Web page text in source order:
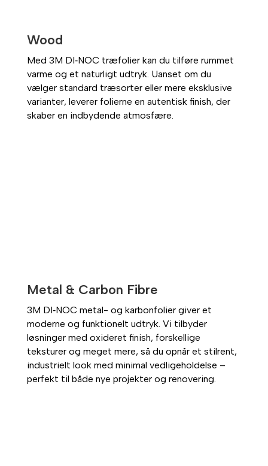
Wood
Med 3M DI‑NOC træfolier kan du tilføre rummet
varme og et naturligt udtryk. Uanset om du
vælger standard træsorter eller mere eksklusive
varianter, leverer folierne en autentisk finish, der
skaber en indbydende atmosfære.
Metal & Carbon Fibre
3M DI‑NOC metal- og karbonfolier giver et
moderne og funktionelt udtryk. Vi tilbyder
løsninger med oxideret finish, forskellige
teksturer og meget mere, så du opnår et stilrent,
industrielt look med minimal vedligeholdelse –
perfekt til både nye projekter og renovering.